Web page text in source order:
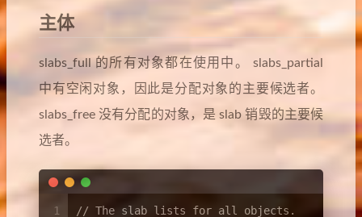
主体
slabs_full 的所有对象都在使用中。 slabs_partial
中有空闲对象，因此是分配对象的主要候选者。
slabs_free 没有分配的对象，是 slab 销毁的主要候
选者。
1
// The slab lists for all objects.